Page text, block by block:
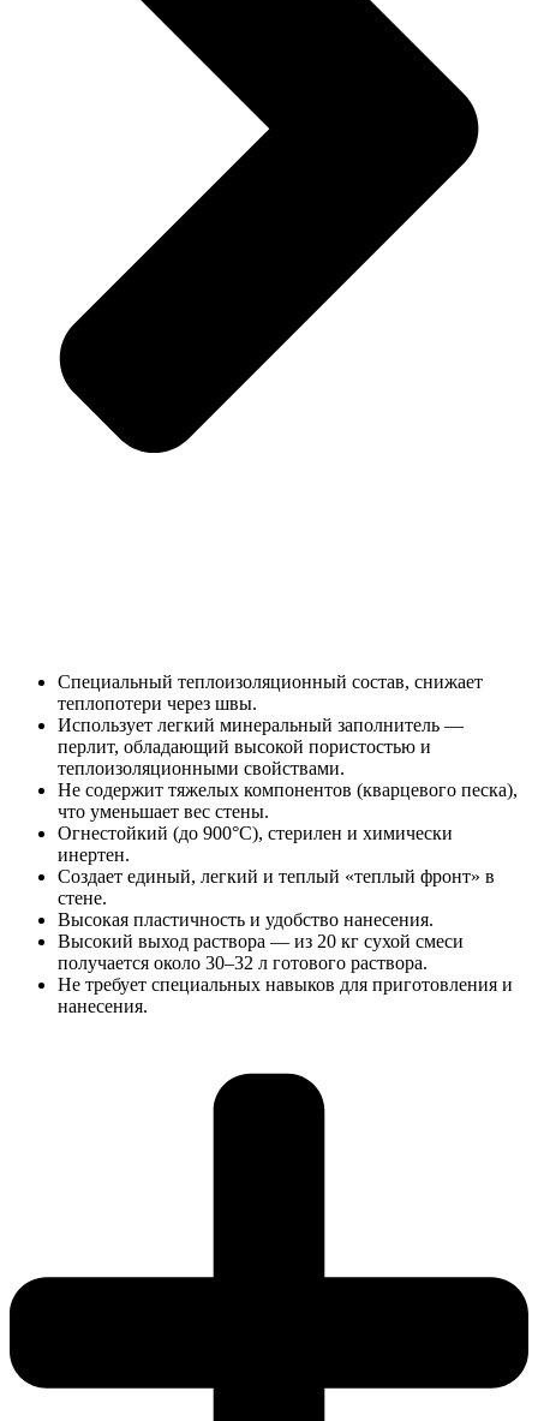
Специальный теплоизоляционный состав, снижает
теплопотери через швы.
Использует легкий минеральный заполнитель —
перлит, обладающий высокой пористостью и
теплоизоляционными свойствами.
Не содержит тяжелых компонентов (кварцевого песка),
что уменьшает вес стены.
Огнестойкий (до 900°C), стерилен и химически
инертен.
Создает единый, легкий и теплый «теплый фронт» в
стене.
Высокая пластичность и удобство нанесения.
Высокий выход раствора — из 20 кг сухой смеси
получается около 30–32 л готового раствора.
Не требует специальных навыков для приготовления и
нанесения.